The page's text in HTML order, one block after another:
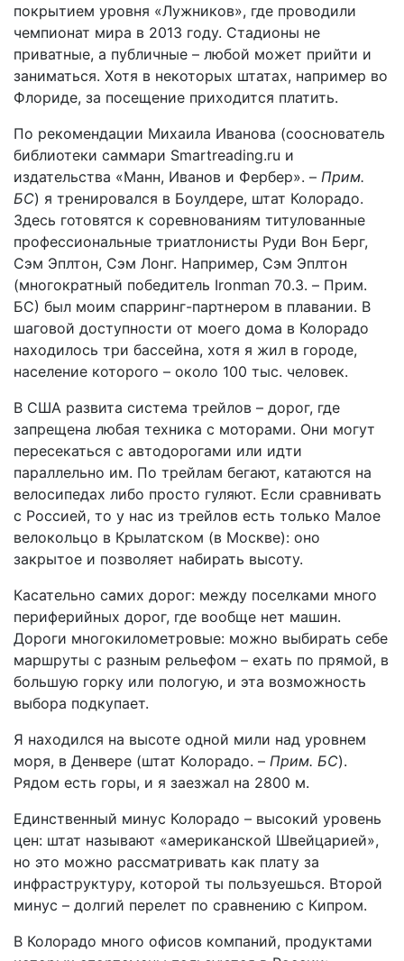
покрытием уровня «Лужников», где проводили
чемпионат мира в 2013 году. Стадионы не
приватные, а публичные – любой может прийти и
заниматься. Хотя в некоторых штатах, например во
Флориде, за посещение приходится платить.
По рекомендации Михаила Иванова (сооснователь
библиотеки саммари Smartreading.ru и
издательства «Манн, Иванов и Фербер». – Прим.
БС) я тренировался в Боулдере, штат Колорадо.
Здесь готовятся к соревнованиям титулованные
профессиональные триатлонисты Руди Вон Берг,
Сэм Эплтон, Сэм Лонг. Например, Сэм Эплтон
(многократный победитель Ironman 70.3. – Прим.
БС) был моим спарринг-партнером в плавании. В
шаговой доступности от моего дома в Колорадо
находилось три бассейна, хотя я жил в городе,
население которого – около 100 тыс. человек.
В США развита система трейлов – дорог, где
запрещена любая техника с моторами. Они могут
пересекаться с автодорогами или идти
параллельно им. По трейлам бегают, катаются на
велосипедах либо просто гуляют. Если сравнивать
с Россией, то у нас из трейлов есть только Малое
велокольцо в Крылатском (в Москве): оно
закрытое и позволяет набирать высоту.
Касательно самих дорог: между поселками много
периферийных дорог, где вообще нет машин.
Дороги многокилометровые: можно выбирать себе
маршруты с разным рельефом – ехать по прямой, в
большую горку или пологую, и эта возможность
выбора подкупает.
Я находился на высоте одной мили над уровнем
моря, в Денвере (штат Колорадо. – Прим. БС).
Рядом есть горы, и я заезжал на 2800 м.
Единственный минус Колорадо – высокий уровень
цен: штат называют «американской Швейцарией»,
но это можно рассматривать как плату за
инфраструктуру, которой ты пользуешься. Второй
минус – долгий перелет по сравнению с Кипром.
В Колорадо много офисов компаний, продуктами